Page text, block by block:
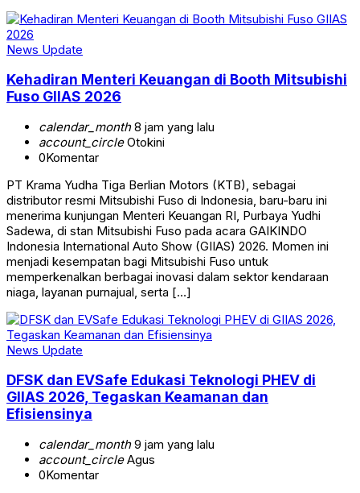
News Update
Kehadiran Menteri Keuangan di Booth Mitsubishi
Fuso GIIAS 2026
calendar_month8 jam yang lalu
account_circleOtokini
0Komentar
PT Krama Yudha Tiga Berlian Motors (KTB), sebagai
distributor resmi Mitsubishi Fuso di Indonesia, baru-baru ini
menerima kunjungan Menteri Keuangan RI, Purbaya Yudhi
Sadewa, di stan Mitsubishi Fuso pada acara GAIKINDO
Indonesia International Auto Show (GIIAS) 2026. Momen ini
menjadi kesempatan bagi Mitsubishi Fuso untuk
memperkenalkan berbagai inovasi dalam sektor kendaraan
niaga, layanan purnajual, serta […]
News Update
DFSK dan EVSafe Edukasi Teknologi PHEV di
GIIAS 2026, Tegaskan Keamanan dan
Efisiensinya
calendar_month9 jam yang lalu
account_circleAgus
0Komentar